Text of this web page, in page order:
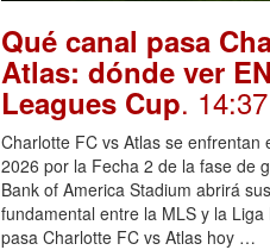
Qué canal pasa
Atlas: dónde ver
Leagues Cup. 14:37
Charlotte FC vs Atlas se enfrentan
2026 por la Fecha 2 de la fase de
Bank of America Stadium abrirá
fundamental entre la MLS y la
pasa Charlotte FC vs Atlas hoy …